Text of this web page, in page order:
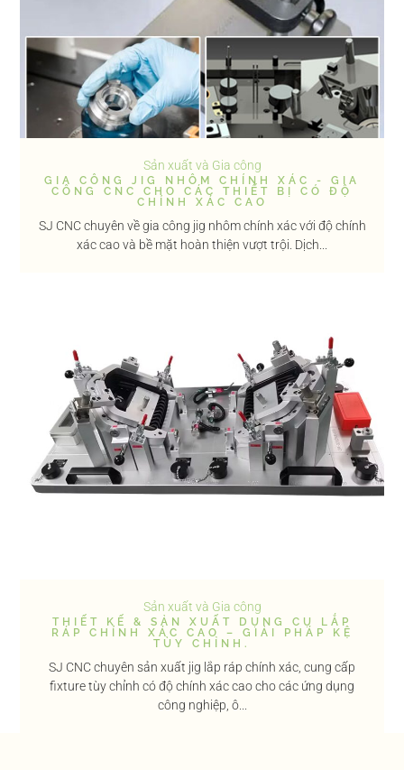
Sản xuất và Gia công
GIA CÔNG JIG NHÔM CHÍNH XÁC - GIA
CÔNG CNC CHO CÁC THIẾT BỊ CÓ ĐỘ
CHÍNH XÁC CAO
SJ CNC chuyên về gia công jig nhôm chính xác với độ chính
xác cao và bề mặt hoàn thiện vượt trội. Dịch...
Sản xuất và Gia công
THIẾT KẾ & SẢN XUẤT DỤNG CỤ LẮP
RÁP CHÍNH XÁC CAO – GIẢI PHÁP KỆ
TÙY CHỈNH.
SJ CNC chuyên sản xuất jig lắp ráp chính xác, cung cấp
fixture tùy chỉnh có độ chính xác cao cho các ứng dụng
công nghiệp, ô...